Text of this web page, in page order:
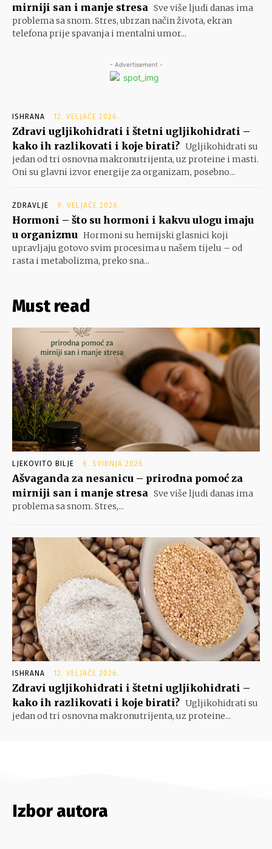
mirniji san i manje stresa Sve više ljudi danas ima
problema sa snom. Stres, ubrzan način života, ekran
telefona prije spavanja i mentalni umor...
- Advertisement -
ISHRANA 12. VELJAČE 2026.
Zdravi ugljikohidrati i štetni ugljikohidrati –
kako ih razlikovati i koje birati? Ugljikohidrati su
jedan od tri osnovna makronutrijenta, uz proteine i masti.
Oni su glavni izvor energije za organizam, posebno...
ZDRAVLJE 9. VELJAČE 2026.
Hormoni – što su hormoni i kakvu ulogu imaju
u organizmu Hormoni su hemijski glasnici koji
upravljaju gotovo svim procesima u našem tijelu – od
rasta i metabolizma, preko sna...
Must read
LJEKOVITO BILJE 6. SVIBNJA 2026.
Ašvaganda za nesanicu – prirodna pomoć za
mirniji san i manje stresa Sve više ljudi danas ima
problema sa snom. Stres,...
ISHRANA 12. VELJAČE 2026.
Zdravi ugljikohidrati i štetni ugljikohidrati –
kako ih razlikovati i koje birati? Ugljikohidrati su
jedan od tri osnovna makronutrijenta, uz proteine...
Izbor autora